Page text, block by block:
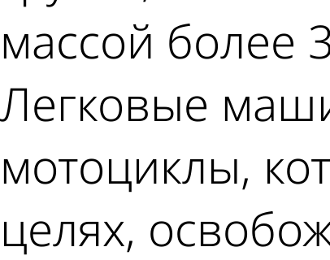
массой более
Легковые
мотоциклы,
целях,